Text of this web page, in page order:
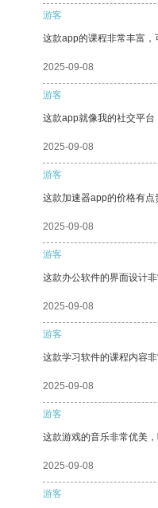
游客
这款app的课程非常丰富，
2025-09-08
游客
这款app就像我的社交平台
2025-09-08
游客
这款加速器app的价格有点
2025-09-08
游客
这款办公软件的界面设计
2025-09-08
游客
这款学习软件的课程内容
2025-09-08
游客
这款游戏的音乐非常优美，
2025-09-08
游客